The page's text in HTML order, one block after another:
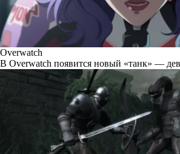
Overwatch
В Overwatch появится новый «танк» —